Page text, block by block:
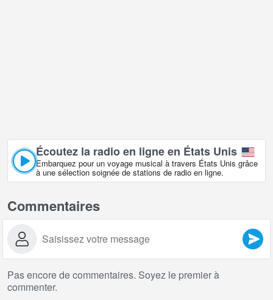
Écoutez la radio en ligne en États Unis
Embarquez pour un voyage musical à travers États Unis grâce
à une sélection soignée de stations de radio en ligne.
Commentaires
Pas encore de commentaires. Soyez le premier à
commenter.